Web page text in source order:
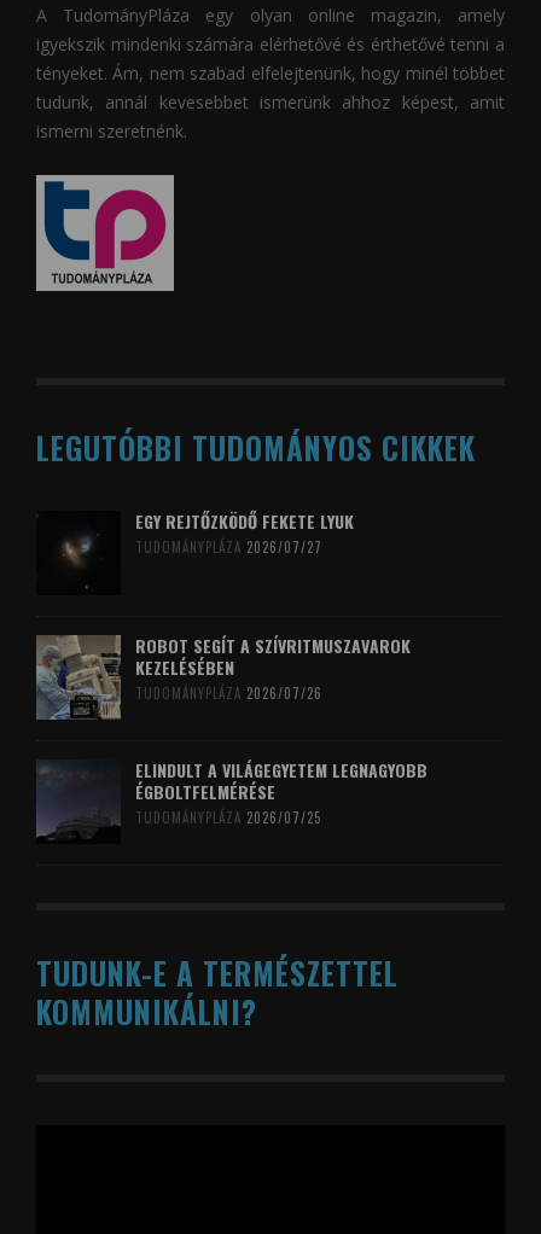
A TudományPláza egy olyan online magazin, amely
igyekszik mindenki számára elérhetővé és érthetővé tenni a
tényeket. Ám, nem szabad elfelejtenünk, hogy minél többet
tudunk, annál kevesebbet ismerünk ahhoz képest, amit
ismerni szeretnénk.
LEGUTÓBBI TUDOMÁNYOS CIKKEK
EGY REJTŐZKÖDŐ FEKETE LYUK
TUDOMÁNYPLÁZA 2026/07/27
ROBOT SEGÍT A SZÍVRITMUSZAVAROK
KEZELÉSÉBEN
TUDOMÁNYPLÁZA 2026/07/26
ELINDULT A VILÁGEGYETEM LEGNAGYOBB
ÉGBOLTFELMÉRÉSE
TUDOMÁNYPLÁZA 2026/07/25
TUDUNK-E A TERMÉSZETTEL
KOMMUNIKÁLNI?